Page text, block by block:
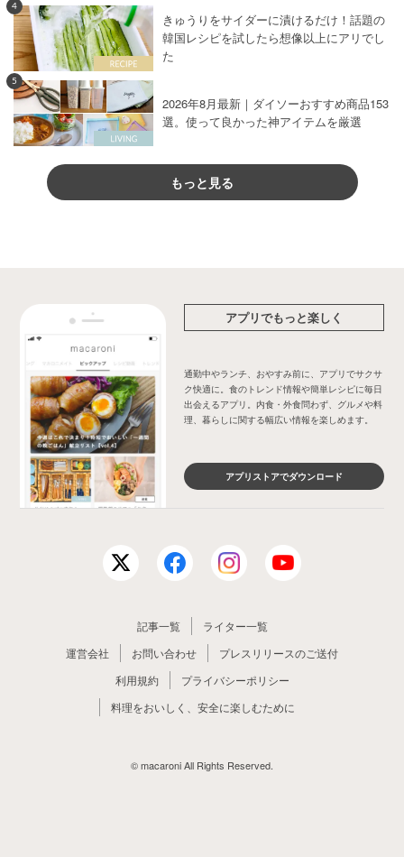
4
きゅうりをサイダーに漬けるだけ！話題の
韓国レシピを試したら想像以上にアリでし
た
5
2026年8月最新｜ダイソーおすすめ商品153
選。使って良かった神アイテムを厳選
もっと見る
アプリでもっと楽しく
通勤中やランチ、おやすみ前に、アプリでサクサ
ク快適に。食のトレンド情報や簡単レシピに毎日
出会えるアプリ。内食・外食問わず、グルメや料
理、暮らしに関する幅広い情報を楽しめます。
アプリストアでダウンロード
記事一覧
ライター一覧
運営会社
お問い合わせ
プレスリリースのご送付
利用規約
プライバシーポリシー
料理をおいしく、安全に楽しむために
© macaroni All Rights Reserved.